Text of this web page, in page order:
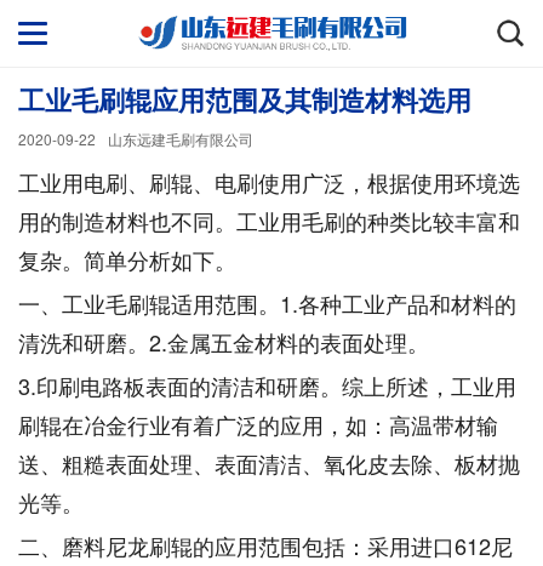
工业毛刷辊应用范围及其制造材料选用
2020-09-22 山东远建毛刷有限公司
工业用电刷、刷辊、电刷使用广泛，根据使用环境选
用的制造材料也不同。工业用毛刷的种类比较丰富和
复杂。简单分析如下。
一、工业毛刷辊适用范围。1.各种工业产品和材料的
清洗和研磨。2.金属五金材料的表面处理。
3.印刷电路板表面的清洁和研磨。综上所述，工业用
刷辊在冶金行业有着广泛的应用，如：高温带材输
送、粗糙表面处理、表面清洁、氧化皮去除、板材抛
光等。
二、磨料尼龙刷辊的应用范围包括：采用进口612尼